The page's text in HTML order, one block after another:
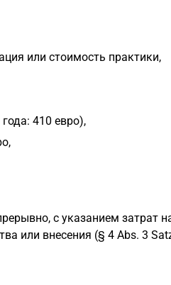
или стоимость практики,
410 евро),
с указанием затрат
или внесения (§ 4 Abs. 3